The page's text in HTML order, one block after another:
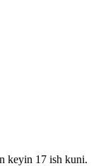
keyin 17 ish kuni.